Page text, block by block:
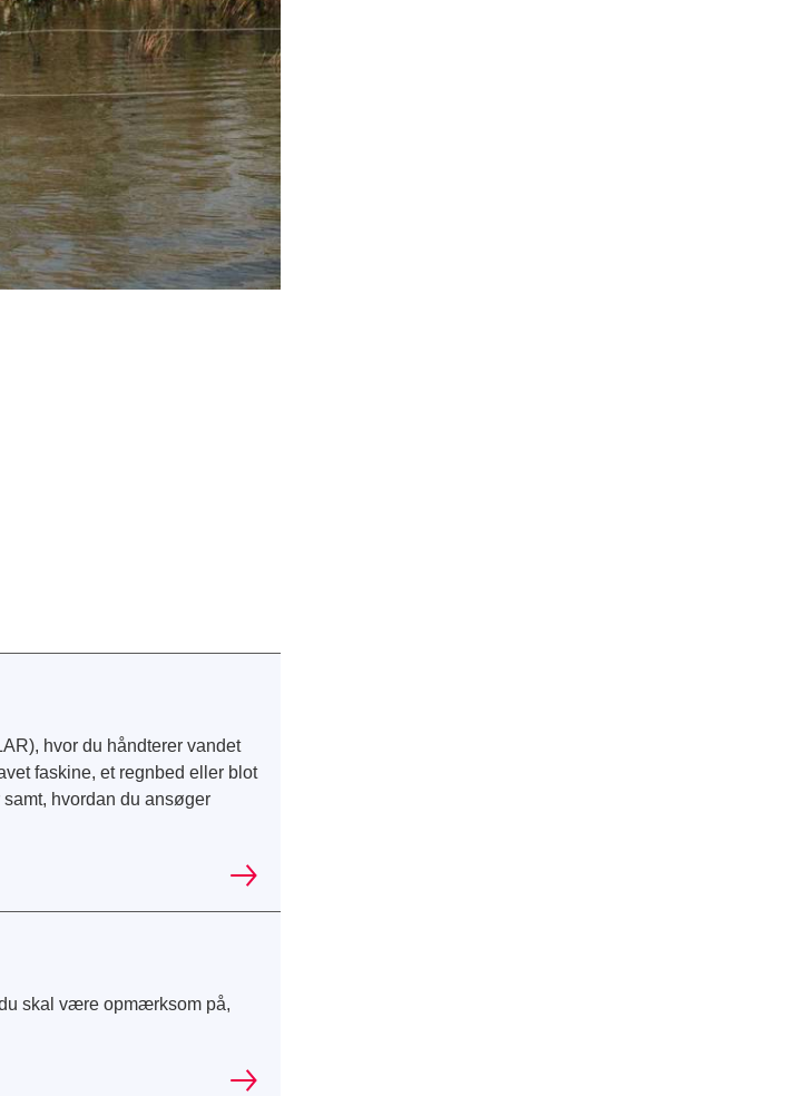
hvor du håndterer vandet
faskine, et regnbed eller blot
hvordan du ansøger
skal være opmærksom på,